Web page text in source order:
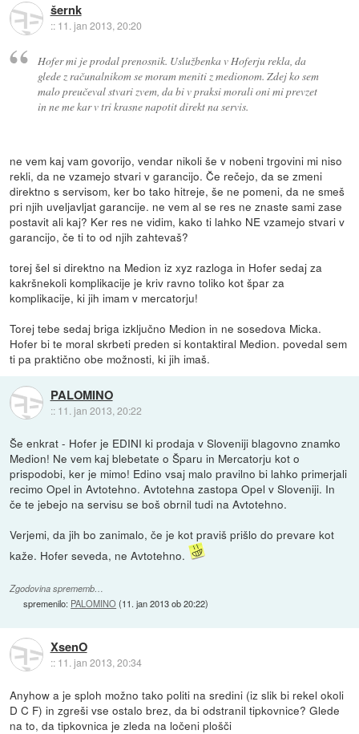
šernk
:: 11. jan 2013, 20:20
Hofer mi je prodal prenosnik. Uslužbenka v Hoferju rekla, da
glede z računalnikom se moram meniti z medionom. Zdej ko sem
malo preučeval stvari zvem, da bi v praksi morali oni mi prevzet
in ne me kar v tri krasne napotit direkt na servis.
ne vem kaj vam govorijo, vendar nikoli še v nobeni trgovini mi niso
rekli, da ne vzamejo stvari v garancijo. Če rečejo, da se zmeni
direktno s servisom, ker bo tako hitreje, še ne pomeni, da ne smeš
pri njih uveljavljat garancije. ne vem al se res ne znaste sami zase
postavit ali kaj? Ker res ne vidim, kako ti lahko NE vzamejo stvari v
garancijo, če ti to od njih zahtevaš?
torej šel si direktno na Medion iz xyz razloga in Hofer sedaj za
kakršnekoli komplikacije je kriv ravno toliko kot špar za
komplikacije, ki jih imam v mercatorju!
Torej tebe sedaj briga izključno Medion in ne sosedova Micka.
Hofer bi te moral skrbeti preden si kontaktiral Medion. povedal sem
ti pa praktično obe možnosti, ki jih imaš.
PALOMINO
:: 11. jan 2013, 20:22
Še enkrat - Hofer je EDINI ki prodaja v Sloveniji blagovno znamko
Medion! Ne vem kaj blebetate o Šparu in Mercatorju kot o
prispodobi, ker je mimo! Edino vsaj malo pravilno bi lahko primerjali
recimo Opel in Avtotehno. Avtotehna zastopa Opel v Sloveniji. In
če te jebejo na servisu se boš obrnil tudi na Avtotehno.
Verjemi, da jih bo zanimalo, če je kot praviš prišlo do prevare kot
kaže. Hofer seveda, ne Avtotehno.
Zgodovina sprememb…
spremenilo: PALOMINO(11. jan 2013 ob 20:22)
XsenO
:: 11. jan 2013, 20:34
Anyhow a je sploh možno tako politi na sredini (iz slik bi rekel okoli
D C F) in zgreši vse ostalo brez, da bi odstranil tipkovnice? Glede
na to, da tipkovnica je zleda na ločeni plošči